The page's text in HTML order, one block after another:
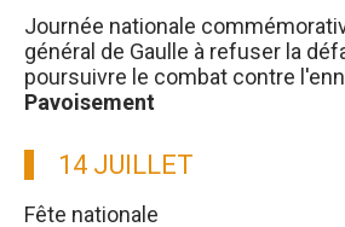
Journée nationale
général de Gaulle à refuser la
poursuivre le combat contre
Pavoisement
14 JUILLET
Fête nationale